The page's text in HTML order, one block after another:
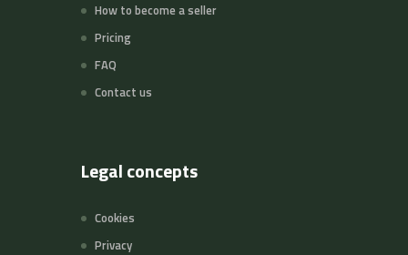
How to become a seller
Pricing
FAQ
Contact us
Legal concepts
Cookies
Privacy